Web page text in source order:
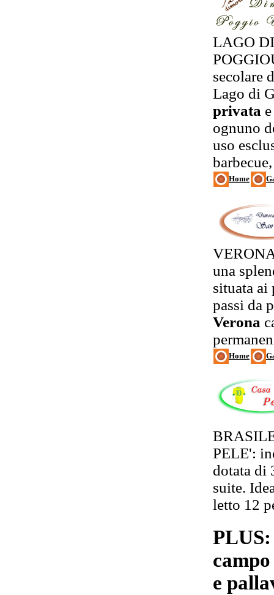
LAGO
secolare
Lago di
privata
ognuno
uso
Home
una
situata ai
passi da
Verona
Home
PELE':
dotata di
suite.
letto 12
e